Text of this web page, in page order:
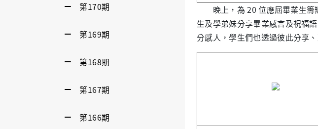
第170期
第169期
第168期
第167期
第166期
晚上，為 20 位應屆畢業生籌
生及學弟妹分享畢業感言及祝福
分感人，學生們也透過彼此分享